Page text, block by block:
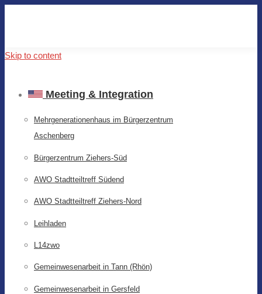
Skip to content
Meeting & Integration
Mehrgenerationenhaus im Bürgerzentrum
Aschenberg
Bürgerzentrum Ziehers-Süd
AWO Stadtteiltreff Südend
AWO Stadtteiltreff Ziehers-Nord
Leihladen
L14zwo
Gemeinwesenarbeit in Tann (Rhön)
Gemeinwesenarbeit in Gersfeld